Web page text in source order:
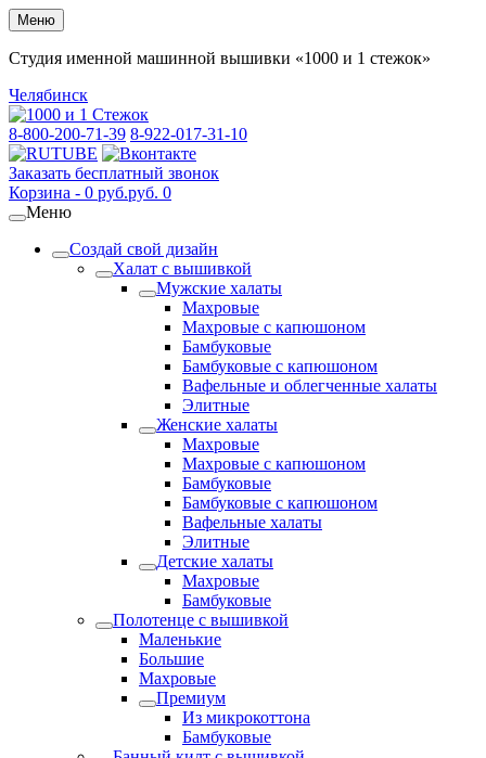
Меню
Студия именной машинной вышивки «1000 и 1 стежок»
Челябинск
8-800-200-71-39 8-922-017-31-10
Заказать бесплатный звонок
Корзина - 0 руб.руб. 0
Меню
Создай свой дизайн
Халат с вышивкой
Мужские халаты
Махровые
Махровые с капюшоном
Бамбуковые
Бамбуковые с капюшоном
Вафельные и облегченные халаты
Элитные
Женские халаты
Махровые
Махровые с капюшоном
Бамбуковые
Бамбуковые с капюшоном
Вафельные халаты
Элитные
Детские халаты
Махровые
Бамбуковые
Полотенце с вышивкой
Маленькие
Большие
Махровые
Премиум
Из микрокоттона
Бамбуковые